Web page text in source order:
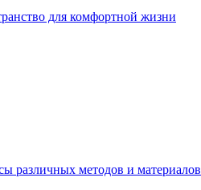
для комфортной жизни
различных методов и материалов